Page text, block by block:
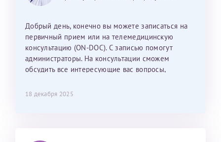
Наталью Викторовну. Тоже очень душевный человек.
лёгкое и простое. Вообще в данной клинике весь
персонал очень вежливый и чуткий, прям приятно
находиться. Мы собираемся туда ещё за вторым
ребёнком, и конечно же только к Ринату
Рафаильевичу, нашему волшебнику, без каких либо
Добрый день, конечно вы можете записаться на
первичный прием или на телемедицинскую
консультацию (ON-DOC). С записью помогут
администраторы. На консультации сможем
обсудить все интересующие вас вопросы,
18 декабря 2025